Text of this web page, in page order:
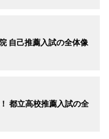
自己推薦入試の全体像
都立高校推薦入試の全